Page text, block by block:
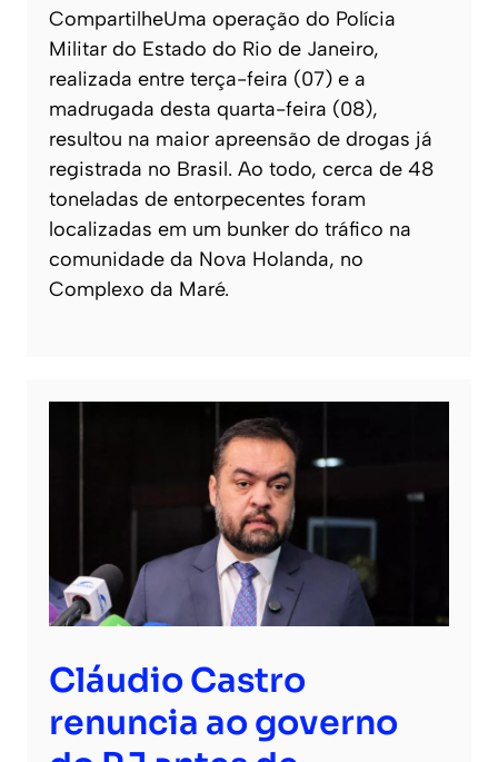
CompartilheUma operação do Polícia
Militar do Estado do Rio de Janeiro,
realizada entre terça-feira (07) e a
madrugada desta quarta-feira (08),
resultou na maior apreensão de drogas já
registrada no Brasil. Ao todo, cerca de 48
toneladas de entorpecentes foram
localizadas em um bunker do tráfico na
comunidade da Nova Holanda, no
Complexo da Maré.
Cláudio Castro
renuncia ao governo